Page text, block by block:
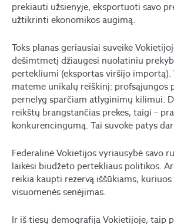
prekiauti užsienyje, eksportuoti savo
užtikrinti ekonomikos augimą.
Toks planas geriausiai suveikė
dešimtmetį džiaugėsi nuolatiniu
pertekliumi (eksportas viršijo importą).
matėme unikalų reiškinį: profsąjungos
pernelyg sparčiam atlyginimų kilimui.
reikštų brangstančias prekes, taigi –
konkurencingumą. Tai suvokė patys
Federalinė Vokietijos vyriausybė savo
laikėsi biudžeto pertekliaus politikos.
reikia kaupti rezervą iššūkiams,
visuomenės senėjimas.
Ir iš tiesų demografija Vokietijoje, taip